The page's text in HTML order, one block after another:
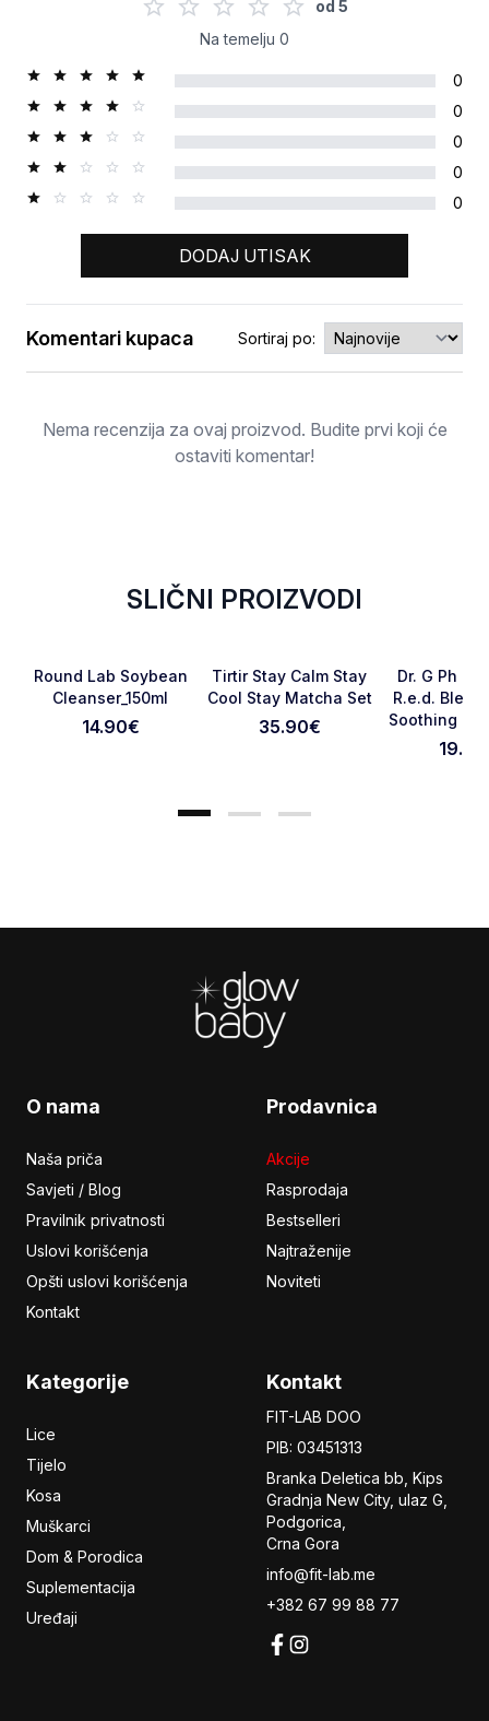
od 5
Na temelju 0
0
0
0
0
0
DODAJ UTISAK
Ocjena
Otkaži pregled Pošaljite pregled
Komentari kupaca Sortiraj po:
Nema recenzija za ovaj proizvod. Budite prvi koji će
ostaviti komentar!
SLIČNI PROIZVODI
Favorite
Round Lab Soybean
Cleanser_150ml
14.90€
Favorite
Tirtir Stay Calm Stay
Cool Stay Matcha Set
35.90€
Dr. G Ph
R.e.d.
Soothing
19.90
O nama
Naša priča
Savjeti / Blog
Pravilnik privatnosti
Uslovi korišćenja
Opšti uslovi korišćenja
Kontakt
Prodavnica
Akcije
Rasprodaja
Bestselleri
Najtraženije
Noviteti
Kategorije
Lice
Tijelo
Kosa
Muškarci
Dom & Porodica
Suplementacija
Uređaji
Kontakt
FIT-LAB DOO
PIB: 03451313
Branka Deletica bb, Kips
Gradnja New City, ulaz G,
Podgorica,
Crna Gora
info@fit-lab.me
+382 67 99 88 77